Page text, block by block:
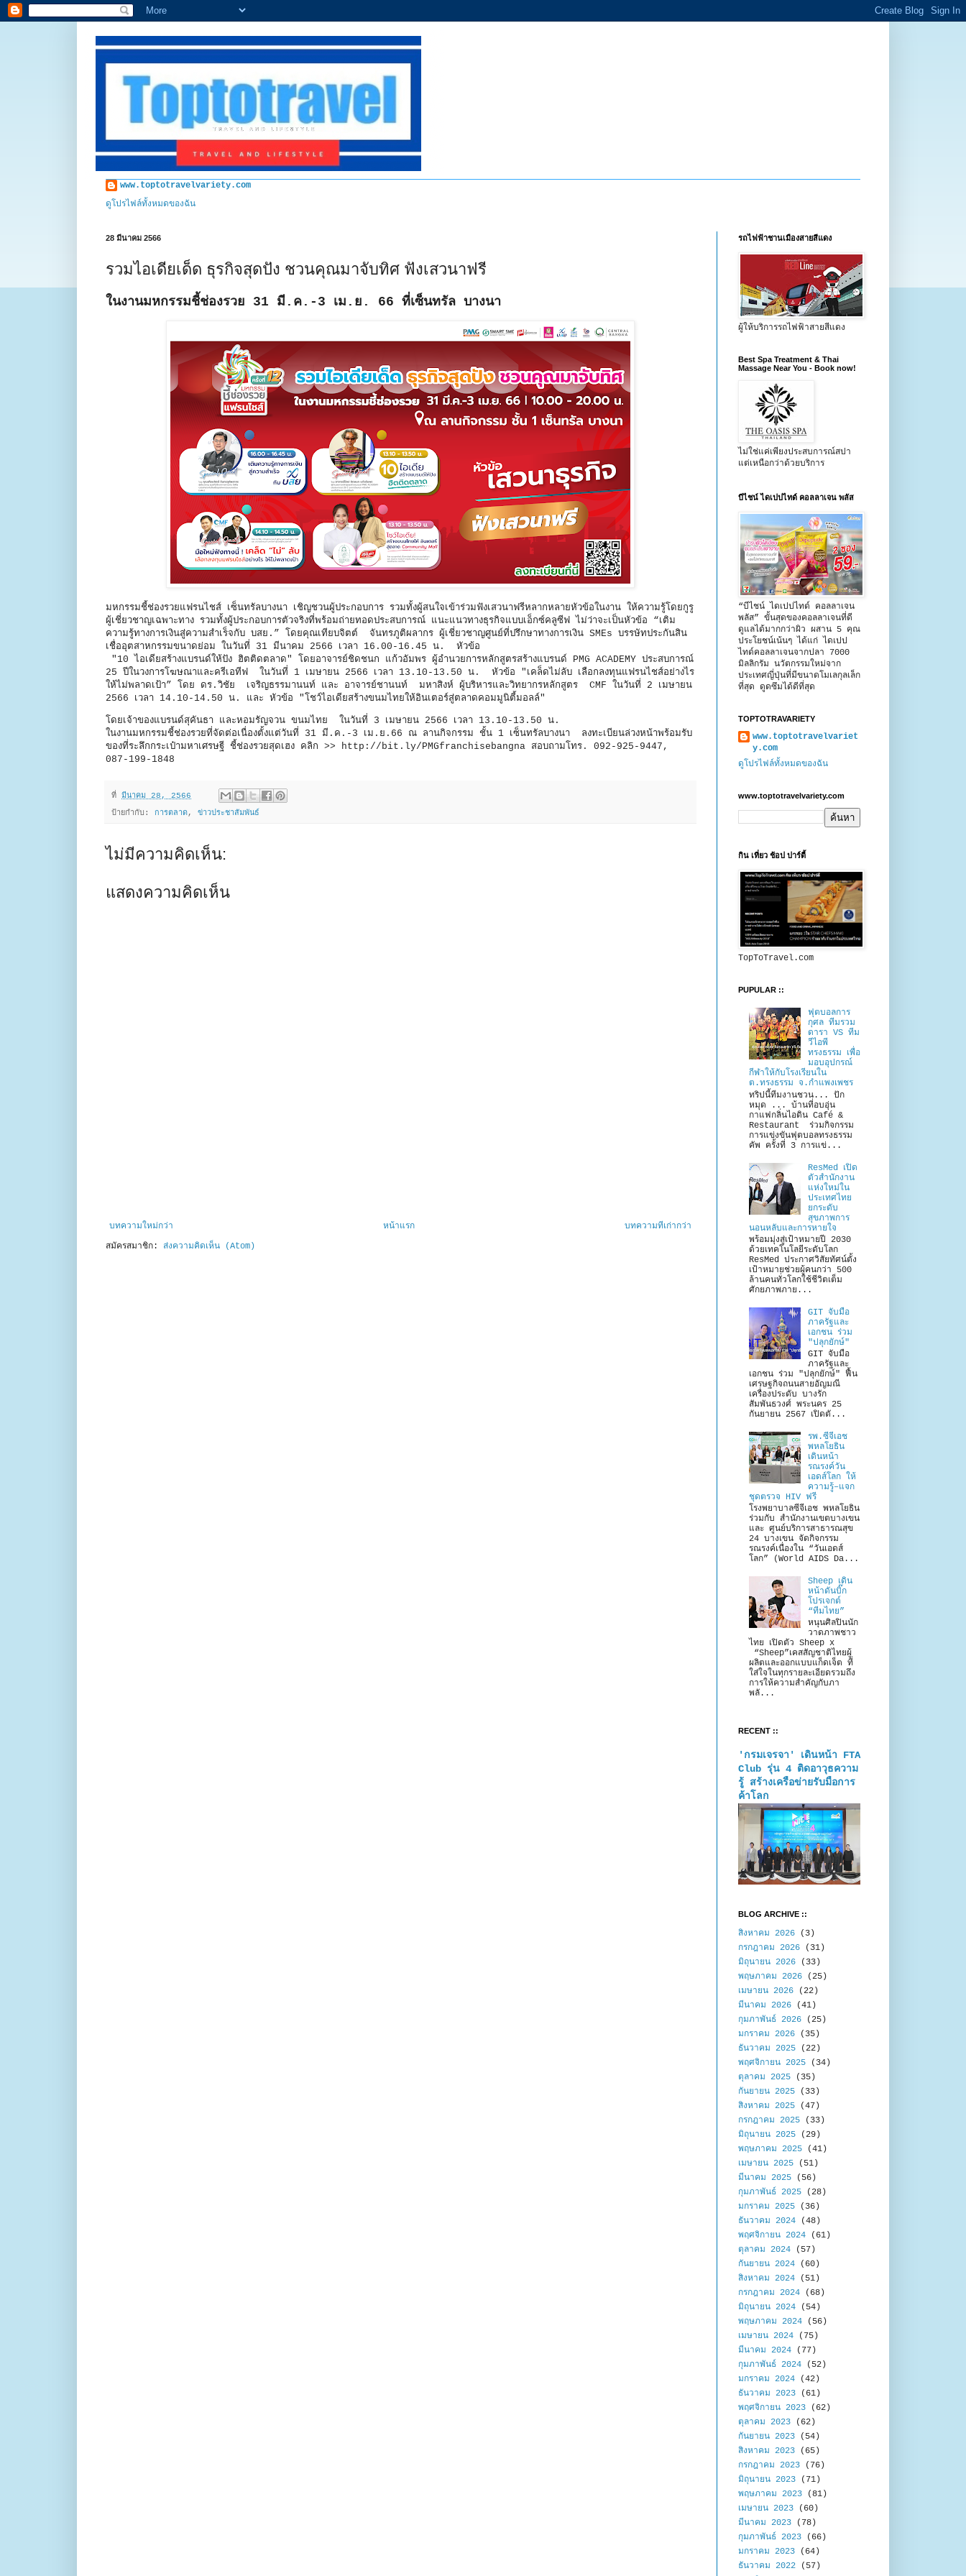
www.toptotravelvariety.com
ดูโปรไฟล์ทั้งหมดของฉัน
28 มีนาคม 2566
รวมไอเดียเด็ด ธุรกิจสุดปัง ชวนคุณมาจับทิศ ฟังเสวนาฟรี
ในงานมหกรรมชี้ช่องรวย 31 มี.ค.-3 เม.ย. 66 ที่เซ็นทรัล บางนา
มหกรรมชี้ช่องรวยแฟรนไชส์ เซ็นทรัลบางนา เชิญชวนผู้ประกอบการ รวมทั้งผู้สนใจเข้าร่วมฟังเสวนาฟรีหลากหลายหัวข้อในงาน ให้ความรู้โดยกูรู
ผู้เชี่ยวชาญเฉพาะทาง รวมทั้งผู้ประกอบการตัวจริงที่พร้อมถ่ายทอดประสบการณ์ แนะแนวทางธุรกิจแบบเอ็กซ์คลูซีฟ ไม่ว่าจะเป็นหัวข้อ “เติม
ความรู้ทางการเงินสู่ความสำเร็จกับ บสย.” โดยคุณเทียบจิตต์ จันทรภูติผลากร ผู้เชี่ยวชาญศูนย์ที่ปรึกษาทางการเงิน SMEs บรรษัทประกันสิน
เชื่ออุตสาหกรรมขนาดย่อม ในวันที่ 31 มีนาคม 2566 เวลา 16.00-16.45 น. หัวข้อ
"10 ไอเดียสร้างแบรนด์ให้ปัง ฮิตติดตลาด" โดยอาจารย์ชิดชนก แก้วอัมพร ผู้อำนวยการหลักสูตรสร้างแบรนด์ PMG ACADEMY ประสบการณ์
25 ปีในวงการโฆษณาและครีเอทีฟ ในวันที่ 1 เมษายน 2566 เวลา 13.10-13.50 น. หัวข้อ "เคล็ดไม่ลับ เลือกลงทุนแฟรนไชส์อย่างไร
ให้ไม่พลาดเป้า” โดย ดร.วิชัย เจริญธรรมานนท์ และ อาจารย์ชานนท์ มหาสิงห์ ผู้บริหารและวิทยากรหลักสูตร CMF ในวันที่ 2 เมษายน
2566 เวลา 14.10-14.50 น. และ หัวข้อ "โชว์ไอเดียสร้างขนมไทยให้อินเตอร์สู่ตลาดคอมมูนิตี้มอลล์"
โดยเจ้าของแบรนด์สุคันธา และหอมรัญจวน ขนมไทย ในวันที่ 3 เมษายน 2566 เวลา 13.10-13.50 น.
ในงานมหกรรมชี้ช่องรวยที่จัดต่อเนื่องตั้งแต่วันที่ 31 มี.ค.-3 เม.ย.66 ณ ลานกิจกรรม ชั้น 1 เซ็นทรัลบางนา ลงทะเบียนล่วงหน้าพร้อมรับ
ของที่ระลึกกระเป๋ามหาเศรษฐี ชี้ช่องรวยสุดเฮง คลิก >> http://bit.ly/PMGfranchisebangna สอบถามโทร. 092-925-9447,
087-199-1848
ที่ มีนาคม 28, 2566
ป้ายกำกับ: การตลาด, ข่าวประชาสัมพันธ์
ไม่มีความคิดเห็น:
แสดงความคิดเห็น
บทความใหม่กว่า บทความที่เก่ากว่า
หน้าแรก
สมัครสมาชิก: ส่งความคิดเห็น (Atom)
รถไฟฟ้าชานเมืองสายสีแดง
ผู้ให้บริการรถไฟฟ้าสายสีแดง
Best Spa Treatment & Thai
Massage Near You - Book now!
ไม่ใช่แค่เพียงประสบการณ์สปา
แต่เหนือกว่าด้วยบริการ
บีไชน์ ไดเปปไทด์ คอลลาเจน พลัส
“บีไชน์ ไดเปปไทด์ คอลลาเจน
พลัส” ขั้นสุดของคอลลาเจนที่ดี
ดูแลได้มากกว่าผิว ผสาน 5 คุณ
ประโยชน์เน้นๆ ได้แก่ ไดเปป
ไทด์คอลลาเจนจากปลา 7000
มิลลิกรัม นวัตกรรมใหม่จาก
ประเทศญี่ปุ่นที่มีขนาดโมเลกุลเล็ก
ที่สุด ดูดซึมได้ดีที่สุด
TOPTOTRAVARIETY
www.toptotravelvariet
y.com
ดูโปรไฟล์ทั้งหมดของฉัน
www.toptotravelvariety.com
กิน เที่ยว ช้อป ปาร์ตี้
TopToTravel.com
PUPULAR ::
ฟุตบอลการ
กุศล ทีมรวม
ดารา VS ทีม
วีไอพี
ทรงธรรม เพื่อ
มอบอุปกรณ์
กีฬาให้กับโรงเรียนใน
ต.ทรงธรรม จ.กำแพงเพชร
ทริปนี้ทีมงานชวน... ปัก
หมุด ... บ้านที่อบอุ่น
กาแฟกลิ่นไอดิน Café &
Restaurant ร่วมกิจกรรม
การแข่งขันฟุตบอลทรงธรรม
คัพ ครั้งที่ 3 การแข่...
ResMed เปิด
ตัวสำนักงาน
แห่งใหม่ใน
ประเทศไทย
ยกระดับ
สุขภาพการ
นอนหลับและการหายใจ
พร้อมมุ่งสู่เป้าหมายปี 2030
ด้วยเทคโนโลยีระดับโลก
ResMed ประกาศวิสัยทัศน์ตั้ง
เป้าหมายช่วยผู้คนกว่า 500
ล้านคนทั่วโลกใช้ชีวิตเต็ม
ศักยภาพภาย...
GIT จับมือ
ภาครัฐและ
เอกชน ร่วม
"ปลุกยักษ์"
GIT จับมือ
ภาครัฐและ
เอกชน ร่วม "ปลุกยักษ์" ฟื้น
เศรษฐกิจถนนสายอัญมณี
เครื่องประดับ บางรัก
สัมพันธวงศ์ พระนคร 25
กันยายน 2567 เปิดตั...
รพ.ซีจีเอช
พหลโยธิน
เดินหน้า
รณรงค์วัน
เอดส์โลก ให้
ความรู้–แจก
ชุดตรวจ HIV ฟรี
โรงพยาบาลซีจีเอช พหลโยธิน
ร่วมกับ สำนักงานเขตบางเขน
และ ศูนย์บริการสาธารณสุข
24 บางเขน จัดกิจกรรม
รณรงค์เนื่องใน “วันเอดส์
โลก” (World AIDS Da...
Sheep เดิน
หน้าดันบิ๊ก
โปรเจกต์
“ทีมไทย”
หนุนศิลปินนัก
วาดภาพชาว
ไทย เปิดตัว Sheep x
“Sheep”เคสสัญชาติไทยผู้
ผลิตและออกแบบแก็ดเจ็ต ที่
ใส่ใจในทุกรายละเอียดรวมถึง
การให้ความสำคัญกับภา
พลั...
RECENT ::
'กรมเจรจา' เดินหน้า FTA
Club รุ่น 4 ติดอาวุธความ
รู้ สร้างเครือข่ายรับมือการ
ค้าโลก
BLOG ARCHIVE ::
สิงหาคม 2026 (3)
กรกฎาคม 2026 (31)
มิถุนายน 2026 (33)
พฤษภาคม 2026 (25)
เมษายน 2026 (22)
มีนาคม 2026 (41)
กุมภาพันธ์ 2026 (25)
มกราคม 2026 (35)
ธันวาคม 2025 (22)
พฤศจิกายน 2025 (34)
ตุลาคม 2025 (35)
กันยายน 2025 (33)
สิงหาคม 2025 (47)
กรกฎาคม 2025 (33)
มิถุนายน 2025 (29)
พฤษภาคม 2025 (41)
เมษายน 2025 (51)
มีนาคม 2025 (56)
กุมภาพันธ์ 2025 (28)
มกราคม 2025 (36)
ธันวาคม 2024 (48)
พฤศจิกายน 2024 (61)
ตุลาคม 2024 (57)
กันยายน 2024 (60)
สิงหาคม 2024 (51)
กรกฎาคม 2024 (68)
มิถุนายน 2024 (54)
พฤษภาคม 2024 (56)
เมษายน 2024 (75)
มีนาคม 2024 (77)
กุมภาพันธ์ 2024 (52)
มกราคม 2024 (42)
ธันวาคม 2023 (61)
พฤศจิกายน 2023 (62)
ตุลาคม 2023 (62)
กันยายน 2023 (54)
สิงหาคม 2023 (65)
กรกฎาคม 2023 (76)
มิถุนายน 2023 (71)
พฤษภาคม 2023 (81)
เมษายน 2023 (60)
มีนาคม 2023 (78)
กุมภาพันธ์ 2023 (66)
มกราคม 2023 (64)
ธันวาคม 2022 (57)